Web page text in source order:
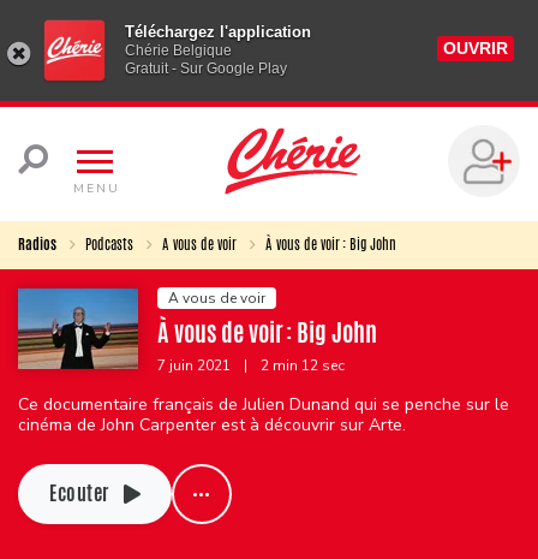
Téléchargez l'application
Chérie Belgique
Gratuit - Sur Google Play
OUVRIR
MENU
Radios Podcasts A vous de voir À vous de voir : Big John
A vous de voir
À vous de voir : Big John
7 juin 2021 | 2 min 12 sec
Ce documentaire français de Julien Dunand qui se penche sur le
cinéma de John Carpenter est à découvrir sur Arte.
Ecouter